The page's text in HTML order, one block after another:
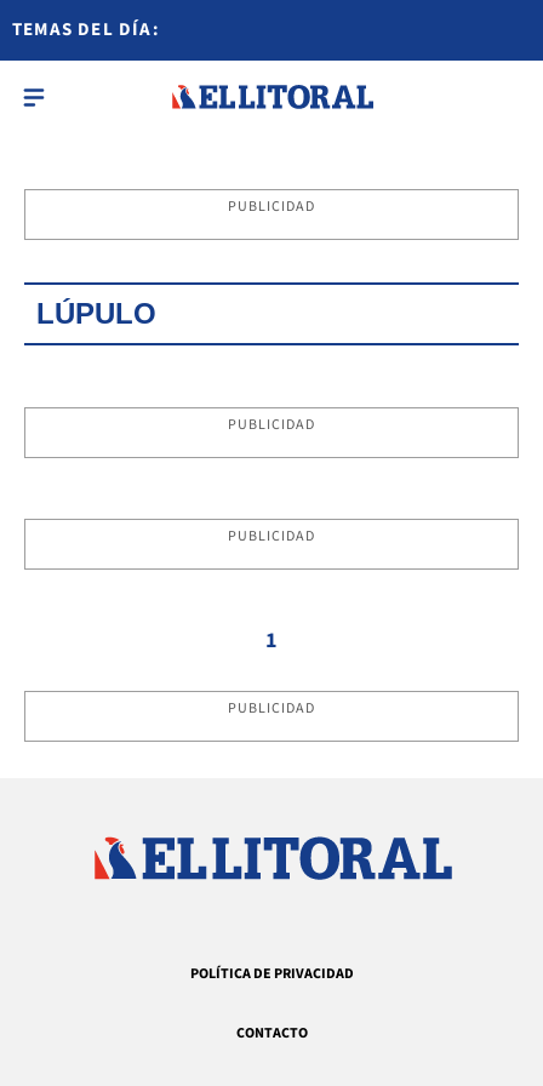
TEMAS DEL DÍA:
PUBLICIDAD
LÚPULO
PUBLICIDAD
PUBLICIDAD
1
PUBLICIDAD
POLÍTICA DE PRIVACIDAD
CONTACTO